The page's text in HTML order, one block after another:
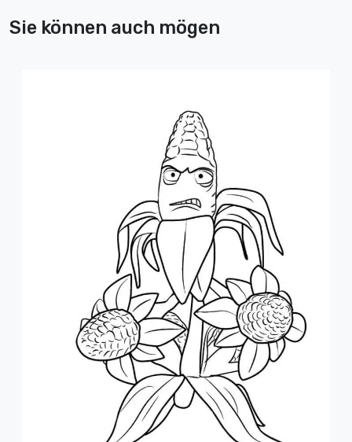
Sie können auch mögen